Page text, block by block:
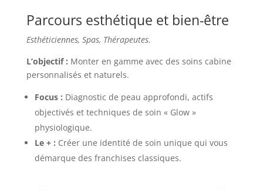
Parcours esthétique et bien-être
Esthéticiennes, Spas, Thérapeutes.
L’objectif : Monter en gamme avec des soins cabine
personnalisés et naturels.
Focus : Diagnostic de peau approfondi, actifs
objectivés et techniques de soin « Glow »
physiologique.
Le + : Créer une identité de soin unique qui vous
démarque des franchises classiques.